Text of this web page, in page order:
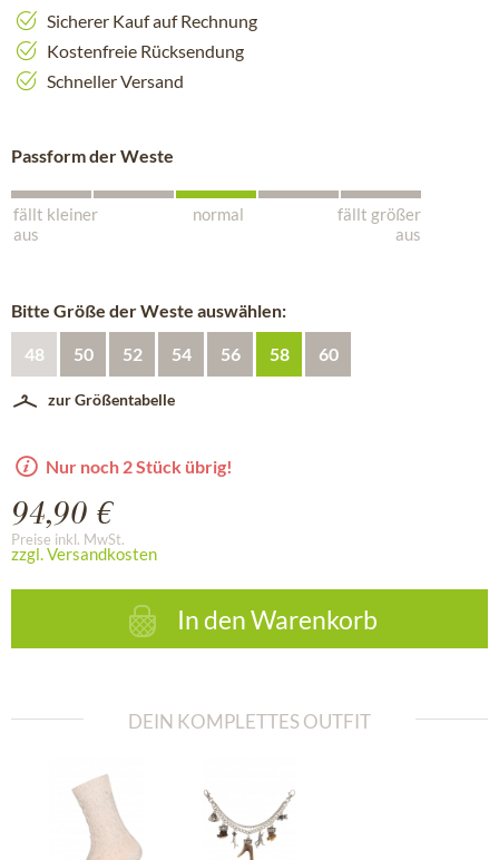
Sicherer Kauf auf Rechnung
Kostenfreie Rücksendung
Schneller Versand
Passform der Weste
fällt kleiner
aus
normal
fällt größer
aus
Bitte Größe der Weste auswählen:
48 50 52 54 56 58 60
zur Größentabelle
Nur noch 2 Stück übrig!
94,90 €
Preise inkl. MwSt.
zzgl. Versandkosten
In denWarenkorb
DEIN KOMPLETTES OUTFIT